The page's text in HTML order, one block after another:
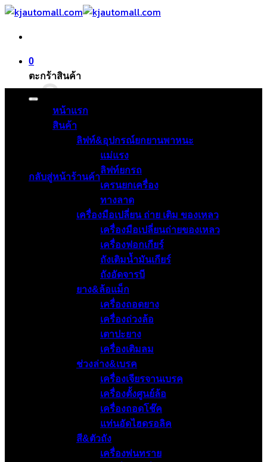
ข้าม
0
ตะกร้าสินค้า
ไม่มีสินค้าในตะกร้า
กลับสู่หน้าร้านค้า
หน้าแรก
สินค้า
ลิฟท์&อุปกรณ์ยกยานพาหนะ
แม่แรง
ลิฟท์ยกรถ
เครนยกเครื่อง
ทางลาด
เครื่องมือเปลี่ยน ถ่าย เติม ของเหลว
เครื่องมือเปลี่ยนถ่ายของเหลว
เครื่องฟอกเกียร์
ถังเติมน้ำมันเกียร์
ถังอัดจารบี
ยาง&ล้อแม็ก
เครื่องถอดยาง
เครื่องถ่วงล้อ
เตาปะยาง
เครื่องเติมลม
ช่วงล่าง&เบรค
เครื่องเจียรจานเบรค
เครื่องตั้งศูนย์ล้อ
เครื่องถอดโช๊ค
แท่นอัดไฮดรอลิค
สี&ตัวถัง
เครื่องพ่นทราย